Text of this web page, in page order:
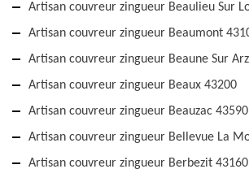
Artisan couvreur zingueur Beaulieu Sur
Artisan couvreur zingueur Beaumont
Artisan couvreur zingueur Beaune Sur
Artisan couvreur zingueur Beaux 43200
Artisan couvreur zingueur Beauzac 43590
Artisan couvreur zingueur Bellevue La
Artisan couvreur zingueur Berbezit 43160